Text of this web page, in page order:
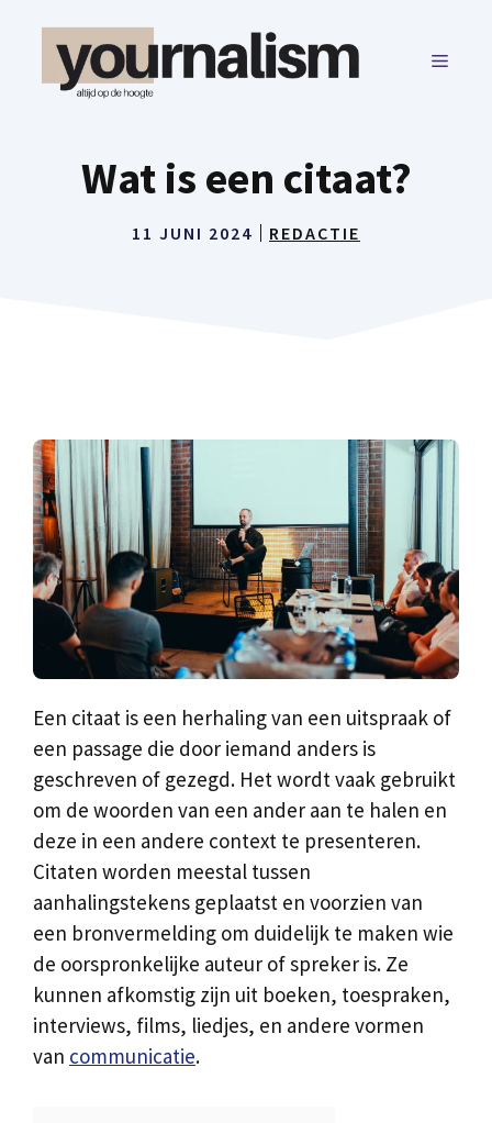
MENU
Wat is een citaat?
11 JUNI 2024 REDACTIE
Een citaat is een herhaling van een uitspraak of
een passage die door iemand anders is
geschreven of gezegd. Het wordt vaak gebruikt
om de woorden van een ander aan te halen en
deze in een andere context te presenteren.
Citaten worden meestal tussen
aanhalingstekens geplaatst en voorzien van
een bronvermelding om duidelijk te maken wie
de oorspronkelijke auteur of spreker is. Ze
kunnen afkomstig zijn uit boeken, toespraken,
interviews, films, liedjes, en andere vormen
van communicatie.